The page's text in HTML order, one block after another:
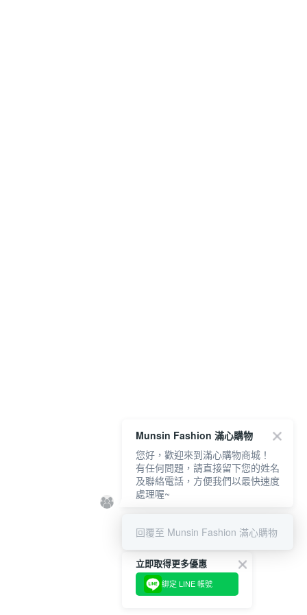
立即取得更多優惠
綁定 LINE 帳號
Munsin Fashion 滿心購物
您好，歡迎來到滿心購物商城！
有任何問題，請直接留下您的姓名
及聯絡電話，方便我們以最快速度
處理喔~
回覆至 Munsin Fashion 滿心購物